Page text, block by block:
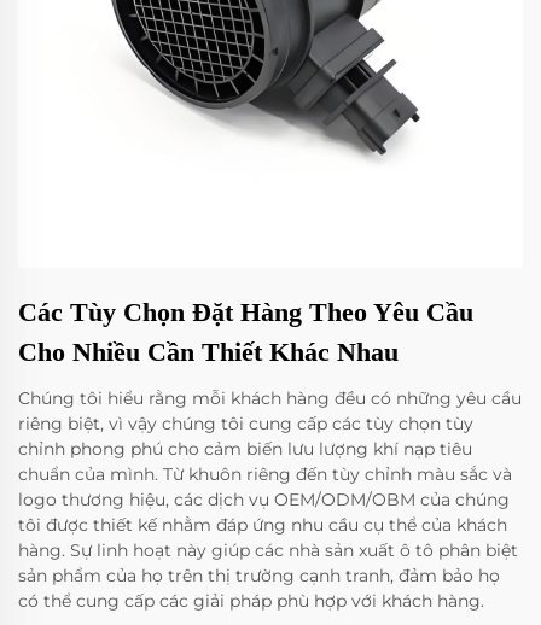
Các Tùy Chọn Đặt Hàng Theo Yêu Cầu
Cho Nhiều Cần Thiết Khác Nhau
Chúng tôi hiểu rằng mỗi khách hàng đều có những yêu cầu
riêng biệt, vì vậy chúng tôi cung cấp các tùy chọn tùy
chỉnh phong phú cho cảm biến lưu lượng khí nạp tiêu
chuẩn của mình. Từ khuôn riêng đến tùy chỉnh màu sắc và
logo thương hiệu, các dịch vụ OEM/ODM/OBM của chúng
tôi được thiết kế nhằm đáp ứng nhu cầu cụ thể của khách
hàng. Sự linh hoạt này giúp các nhà sản xuất ô tô phân biệt
sản phẩm của họ trên thị trường cạnh tranh, đảm bảo họ
có thể cung cấp các giải pháp phù hợp với khách hàng.